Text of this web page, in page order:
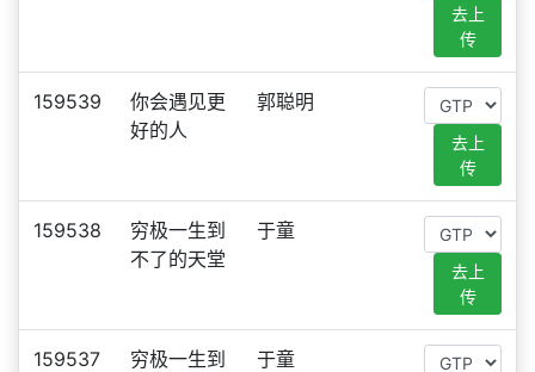
去上
传
159539
你会遇见更
好的人
郭聪明
去上
传
159538
穷极一生到
不了的天堂
于童
去上
传
159537
穷极一生到
于童